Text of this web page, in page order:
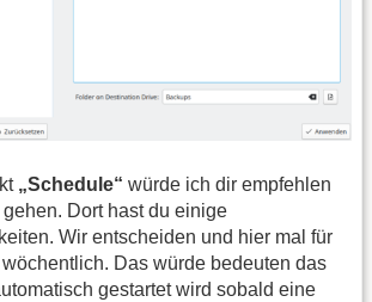
„Schedule“ würde ich dir empfehlen
gehen. Dort hast du einige
Wir entscheiden und hier mal für
wöchentlich. Das würde bedeuten das
gestartet wird sobald eine